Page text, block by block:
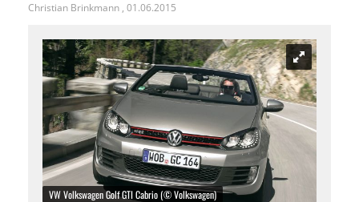
Christian Brinkmann , 01.06.2015
VW Volkswagen Golf GTI Cabrio (© Volkswagen)